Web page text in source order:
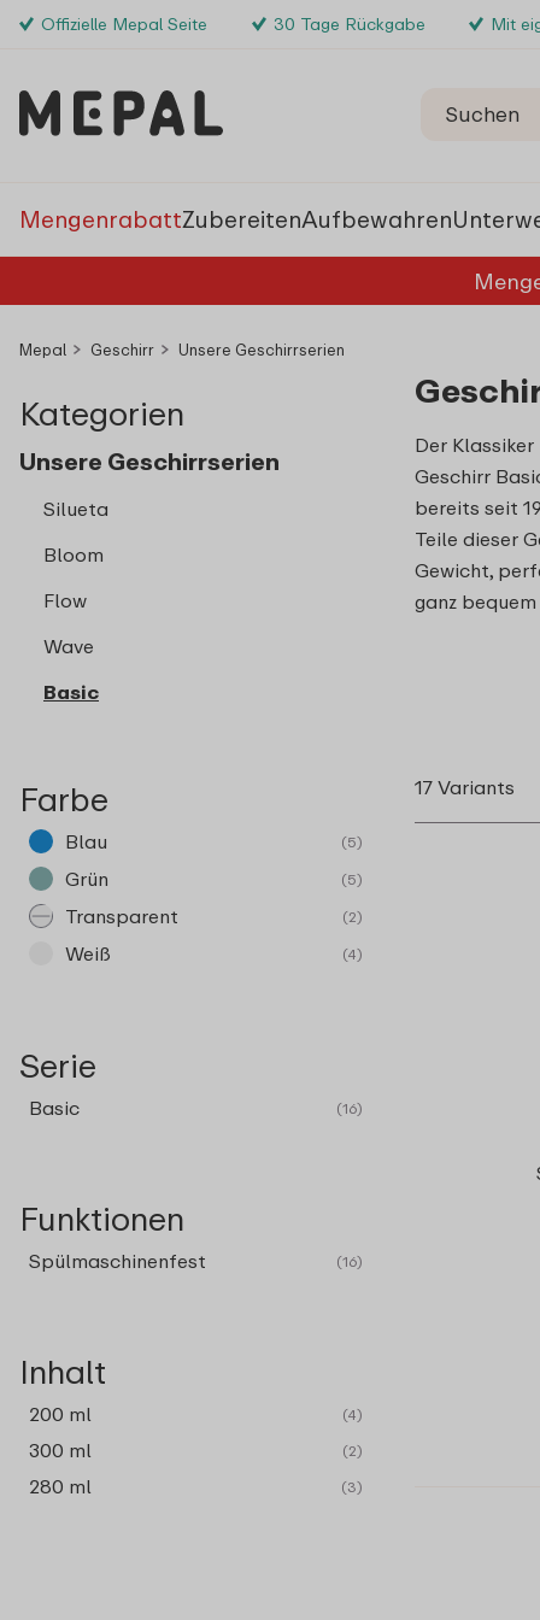
Offizielle Mepal Seite 30 Tage Rückgabe Mit
MengenrabattZubereitenAufbewahren
Mepal Geschirr Unsere Geschirrserien
Kategorien
Unsere Geschirrserien
Silueta
Bloom
Flow
Wave
Basic
Farbe
Blau (5)
Grün (5)
Transparent (2)
Weiß (4)
Serie
Basic (16)
Funktionen
Spülmaschinenfest (16)
Inhalt
200 ml (4)
300 ml (2)
280 ml (3)
Der
Geschirr
bereits seit
Teile dieser
Gewicht,
ganz
17 Variants